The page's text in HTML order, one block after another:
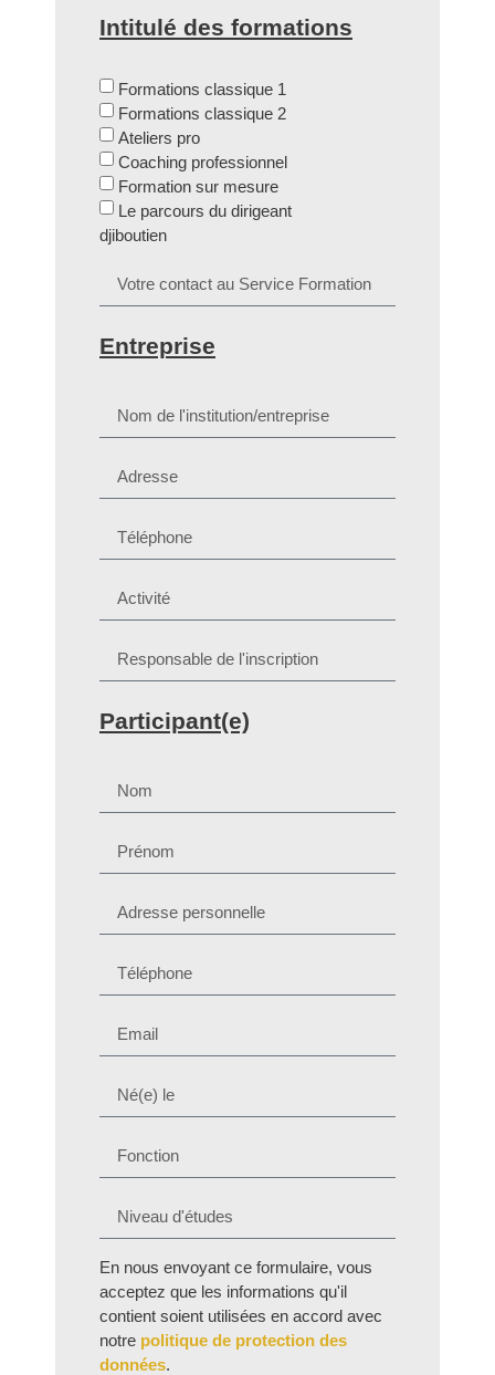
Intitulé des formations
Formations classique 1
Formations classique 2
Ateliers pro
Coaching professionnel
Formation sur mesure
Le parcours du dirigeant
djiboutien
Entreprise
Participant(e)
En nous envoyant ce formulaire, vous
acceptez que les informations qu'il
contient soient utilisées en accord avec
notre politique de protection des
données.